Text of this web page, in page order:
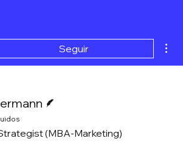
Seguir
(MBA-Marketing)